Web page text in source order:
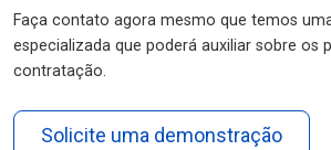
Faça contato agora mesmo que temos
especializada que poderá auxiliar sobre os
contratação.
Solicite uma demonstração